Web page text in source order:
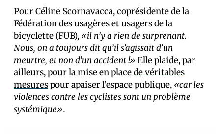
Pour Céline Scornavacca, coprésidente de la
Fédération des usagères et usagers de la
bicyclette (FUB), «il n’y a rien de surprenant.
Nous, on a toujours dit qu’il s’agissait d’un
meurtre, et non d’un accident !» Elle plaide, par
ailleurs, pour la mise en placede véritables
mesurespour apaiser l’espace publique, «car les
violences contre les cyclistes sont un problème
systémique».